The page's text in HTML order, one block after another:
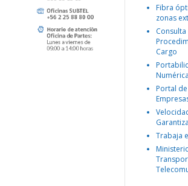
Fibra
zonas
Consulta
Cargo
Portal
Trabaja